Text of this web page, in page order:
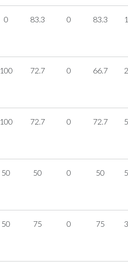
0 83.3 0 83.3 1
100 72.7 0 66.7 2
100 72.7 0 72.7 5
50 50 0 50 5
50 75 0 75 3